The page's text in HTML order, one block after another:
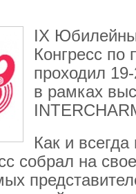
IX
Конгресс по
проходил
в рамках
Как и
собрал на